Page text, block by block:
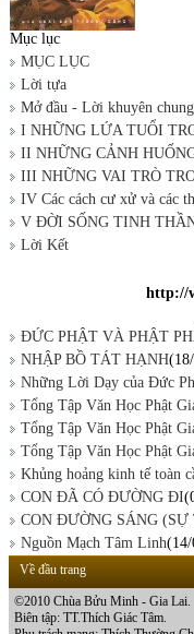
Mục lục
MỤC LỤC
Lời tựa
Mở đầu - Lời khuyên
I NHỮNG LỨA TUỔI
II NHỮNG CẢNH
III NHỮNG VAI TRÒ
IV Các cách cư xử và các
V ĐỜI SỐNG TINH
Lời Kết
http://
ĐỨC PHẬT VÀ PHẬT
NHẬP BỒ TÁT HẠNH
Những Lời Dạy của Ðức
Tổng Tập Văn Học Phật
Tổng Tập Văn Học Phật
Tổng Tập Văn Học Phật
Khủng hoảng kinh tế toàn
CON ĐÃ CÓ ĐƯỜNG ĐI
CON ĐƯỜNG SÁNG
Nguồn Mạch Tâm Linh(14/
Về đầu trang
©2010 Chùa Bửu Minh - Gia Lai.
Biên tập: TT.Thích Giác Tâm.